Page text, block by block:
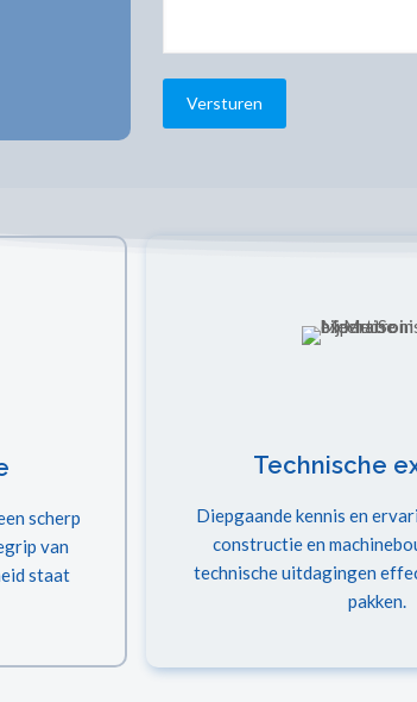
scherp
van
staat
Technische
Diepgaande kennis en
constructie en
technische uitdagingen
pakken.